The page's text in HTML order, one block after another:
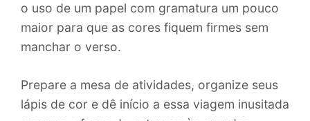
o uso de um papel com gramatura um pouco
maior para que as cores fiquem firmes sem
manchar o verso.
Prepare a mesa de atividades, organize seus
lápis de cor e dê início a essa viagem inusitada